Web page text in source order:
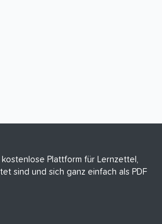
Plattform für Lernzettel,
sind und sich ganz einfach als PDF